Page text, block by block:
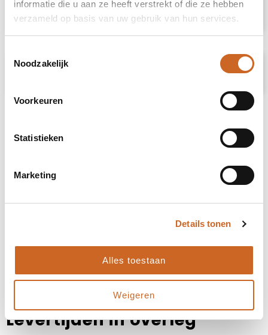
informatie die u aan ze heeft verstrekt of die ze hebben
verzameld op basis van uw gebruik van hun services.
Noodzakelijk
Voorkeuren
Statistieken
Marketing
Details tonen
Alles toestaan
Weigeren
Specificaties
Prijsspecificaties
Levertijden in overleg